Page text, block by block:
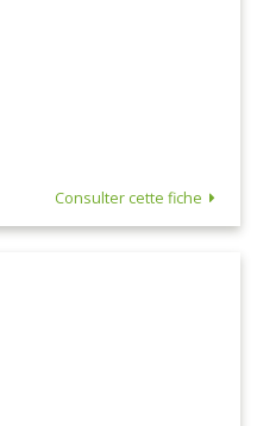
Consulter cette fiche